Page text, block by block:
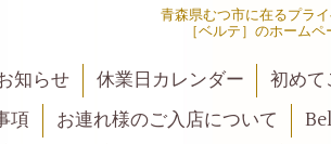
青森県むつ市に在るプラ
［ベルテ］のホーム
知らせ 休業日カレンダー 初めて
項
お連れ様のご入店について